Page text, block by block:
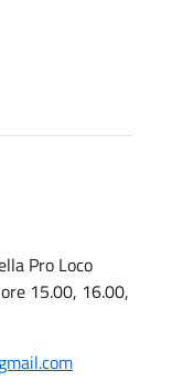
Pro Loco
15.00, 16.00,